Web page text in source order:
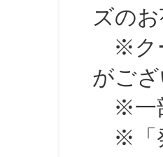
ズの
※クー
がござ
※一部
※「発